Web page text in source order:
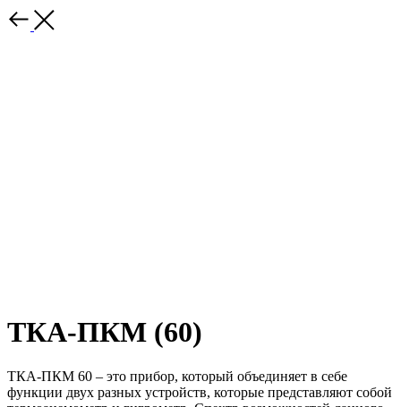
ТКА-ПКМ (60)
ТКА-ПКМ 60 – это прибор, который объединяет в себе
функции двух разных устройств, которые представляют собой